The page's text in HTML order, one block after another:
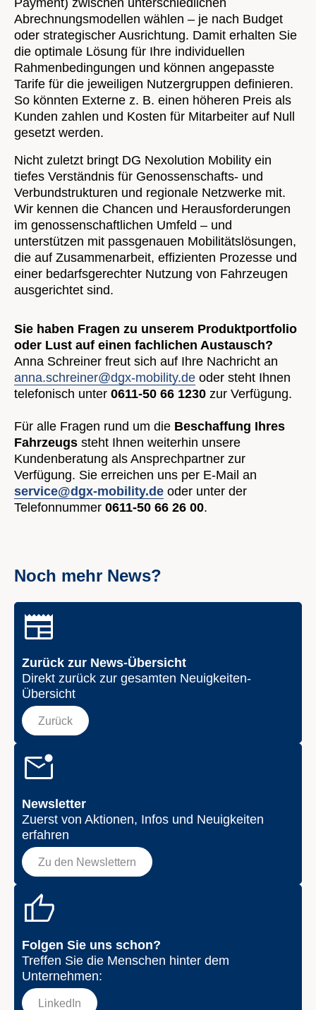
Payment) zwischen unterschiedlichen
Abrechnungsmodellen wählen – je nach Budget
oder strategischer Ausrichtung. Damit erhalten Sie
die optimale Lösung für Ihre individuellen
Rahmenbedingungen und können angepasste
Tarife für die jeweiligen Nutzergruppen definieren.
So könnten Externe z. B. einen höheren Preis als
Kunden zahlen und Kosten für Mitarbeiter auf Null
gesetzt werden.
Nicht zuletzt bringt DG Nexolution Mobility ein
tiefes Verständnis für Genossenschafts- und
Verbundstrukturen und regionale Netzwerke mit.
Wir kennen die Chancen und Herausforderungen
im genossenschaftlichen Umfeld – und
unterstützen mit passgenauen Mobilitätslösungen,
die auf Zusammenarbeit, effizienten Prozesse und
einer bedarfsgerechter Nutzung von Fahrzeugen
ausgerichtet sind.
Sie haben Fragen zu unserem Produktportfolio
oder Lust auf einen fachlichen Austausch?
Anna Schreiner freut sich auf Ihre Nachricht an
anna.schreiner@dgx-mobility.de oder steht Ihnen
telefonisch unter 0611-50 66 1230 zur Verfügung.
Für alle Fragen rund um die Beschaffung Ihres
Fahrzeugs steht Ihnen weiterhin unsere
Kundenberatung als Ansprechpartner zur
Verfügung. Sie erreichen uns per E-Mail an
service@dgx-mobility.de oder unter der
Telefonnummer 0611-50 66 26 00.
Noch mehr News?
Zurück zur News-Übersicht
Direkt zurück zur gesamten Neuigkeiten-
Übersicht
Zurück
Newsletter
Zuerst von Aktionen, Infos und Neuigkeiten
erfahren
Zu den Newslettern
Folgen Sie uns schon?
Treffen Sie die Menschen hinter dem
Unternehmen:
LinkedIn